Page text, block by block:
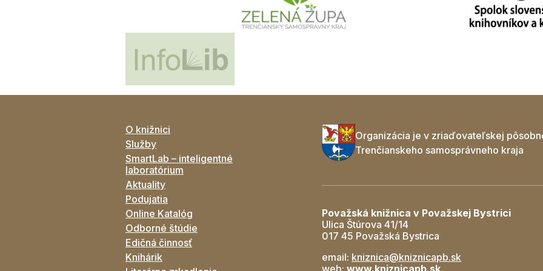
O knižnici
Služby
SmartLab – inteligentné
laboratórium
Aktuality
Podujatia
Online Katalóg
Odborné štúdie
Edičná činnosť
Knihárik
Organizácia je v zriaďovateľskej
Trenčianskeho samosprávneho kraja
Považská knižnica v Považskej Bystrici
Ulica Štúrova 41/14
017 45 Považská Bystrica
email: kniznica@kniznicapb.sk